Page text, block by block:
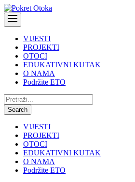
VIJESTI
PROJEKTI
OTOCI
EDUKATIVNI KUTAK
O NAMA
Podržite ETO
Pretraži:
Search
VIJESTI
PROJEKTI
OTOCI
EDUKATIVNI KUTAK
O NAMA
Podržite ETO